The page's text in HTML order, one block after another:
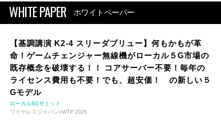
WHITE PAPER ホワイトペーパー
【基調講演 K2-4 スリーダブリュー】何もかもが革
命！ゲームチェンジャー無線機がローカル５G市場の
既存概念を破壊する！！ コアサーバー不要！毎年の
ライセンス費用も不要！でも、超安価！ の新しい５
Gモデル
ローカル5Gサミット
ワイヤレスジャパン×WTP 2026